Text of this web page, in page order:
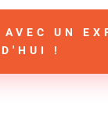
AVEC UN
!